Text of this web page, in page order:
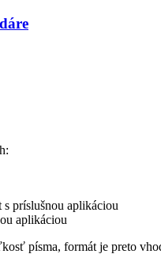
s príslušnou aplikáciou
aplikáciou
písma, formát je preto